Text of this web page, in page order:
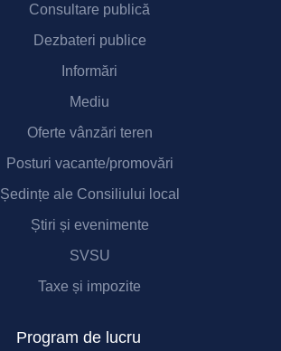
Consultare publică
Dezbateri publice
Informări
Mediu
Oferte vânzări teren
Posturi vacante/promovări
Ședințe ale Consiliului local
Știri și evenimente
SVSU
Taxe și impozite
Program de lucru